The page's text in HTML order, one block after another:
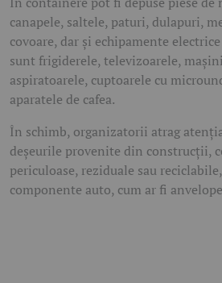
canapele, saltele, paturi, dulapuri,
covoare, dar și echipamente
sunt frigiderele, televizoarele,
aspiratoarele, cuptoarele cu
aparatele de cafea.
În schimb, organizatorii atrag
deșeurile provenite din construcții,
periculoase, reziduale sau
componente auto, cum ar fi